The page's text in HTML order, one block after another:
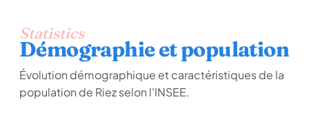
Statistics
Démographie et population
Évolution démographique et caractéristiques de la
population de Riez selon l'INSEE.